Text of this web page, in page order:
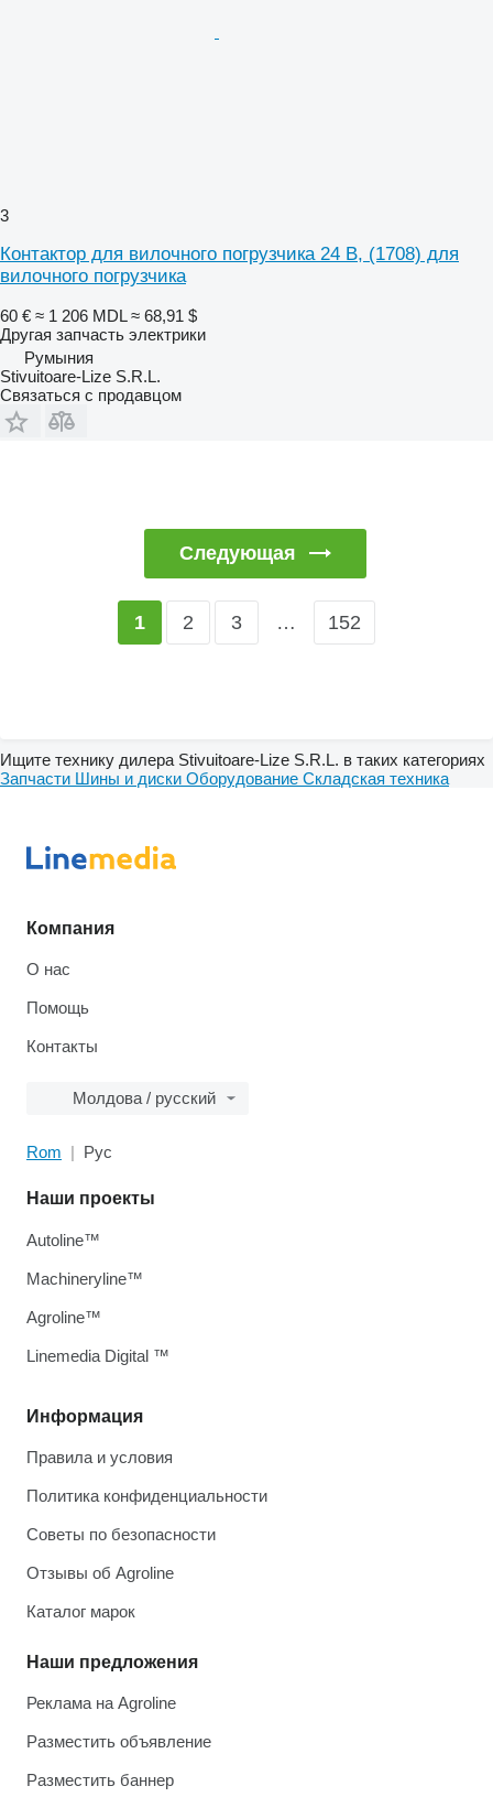
3
Контактор для вилочного погрузчика 24 В, (1708) для
вилочного погрузчика
60 € ≈ 1 206 MDL ≈ 68,91 $
Другая запчасть электрики
Румыния
Stivuitoare-Lize S.R.L.
Связаться с продавцом
Следующая
1 2 3 … 152
Ищите технику дилера Stivuitoare-Lize S.R.L. в таких категориях
Запчасти Шины и диски Оборудование Складская техника
Компания
О нас
Помощь
Контакты
Молдова / русский
Rom Рус
Информация
Правила и условия
Политика конфиденциальности
Советы по безопасности
Отзывы об Agroline
Каталог марок
Наши предложения
Реклама на Agroline
Разместить объявление
Разместить баннер
Наши проекты
Autoline™
Machineryline™
Agroline™
Linemedia Digital ™